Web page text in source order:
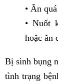
• Ăn
• Nuốt
hoặc ăn
Bị sình bụng
tình trạng